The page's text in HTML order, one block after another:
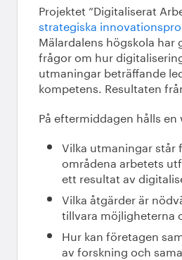
Projektet ”Digitaliserat
strategiska
Mälardalens högskola
frågor om hur
utmaningar beträffande
kompetens. Resultaten
På eftermiddagen hålls
Vilka utmaningar står
områdena arbetets
ett resultat av
Vilka åtgärder är
tillvara möjligheterna
Hur kan företagen
av forskning och